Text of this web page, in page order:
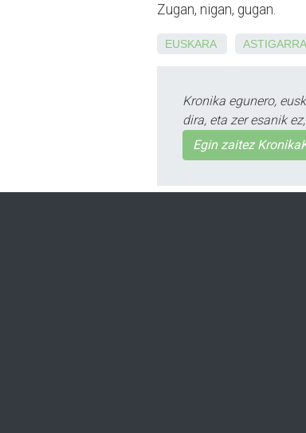
Zugan, nigan, gugan.
EUSKARA
Kronika egunero,
dira, eta zer esanik
Egin zaitez